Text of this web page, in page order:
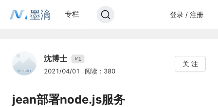
墨滴 专栏 登录 / 注册
沈博士 V1
2021/04/01 阅读：380
关 注
jean部署node.js服务